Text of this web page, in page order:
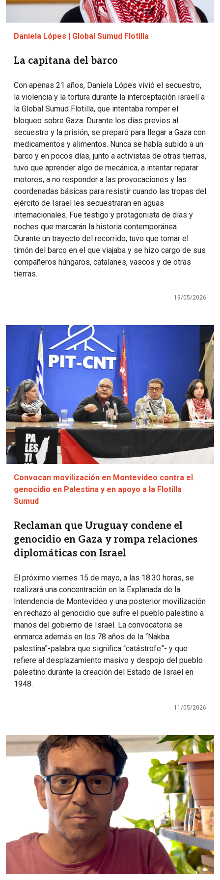
Daniela Lópes | Global Sumud Flotilla
La capitana del barco
Con apenas 21 años, Daniela Lópes vivió el secuestro,
la violencia y la tortura durante la interceptación israelí a
la Global Sumud Flotilla, que intentaba romper el
bloqueo sobre Gaza. Durante los días previos al
secuestro y la prisión, se preparó para llegar a Gaza con
medicamentos y alimentos. Nunca se había subido a un
barco y en pocos días, junto a activistas de otras tierras,
tuvo que aprender algo de mecánica, a intentar reparar
motores, a no responder a las provocaciones y las
coordenadas básicas para resistir cuando las tropas del
ejército de Israel les secuestraran en aguas
internacionales. Fue testigo y protagonista de días y
noches que marcarán la historia contemporánea.
Durante un trayecto del recorrido, tuvo que tomar el
timón del barco en el que viajaba y se hizo cargo de sus
compañeros húngaros, catalanes, vascos y de otras
tierras.
19/05/2026
Imagen
Convocan movilización en Montevideo contra el
genocidio en Palestina y en apoyo a la Flotilla
Sumud
Reclaman que Uruguay condene el
genocidio en Gaza y rompa relaciones
diplomáticas con Israel
El próximo viernes 15 de mayo, a las 18.30 horas, se
realizará una concentración en la Explanada de la
Intendencia de Montevideo y una posterior movilización
en rechazo al genocidio que sufre el pueblo palestino a
manos del gobierno de Israel. La convocatoria se
enmarca además en los 78 años de la “Nakba
palestina”-palabra que significa “catástrofe”- y que
refiere al desplazamiento masivo y despojo del pueblo
palestino durante la creación del Estado de Israel en
1948.
11/05/2026
Imagen